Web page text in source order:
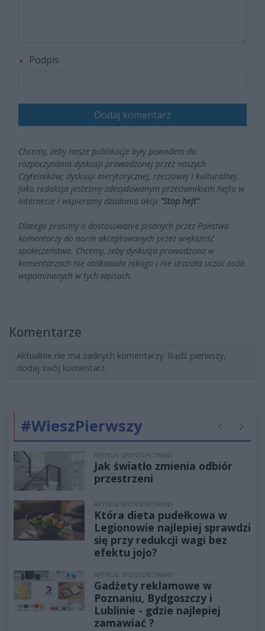
Podpis
Dodaj komentarz
Chcemy, żeby nasze publikacje były powodem do
rozpoczynania dyskusji prowadzonej przez naszych
Czytelników; dyskusji merytorycznej, rzeczowej i kulturalnej.
Jako redakcja jesteśmy zdecydowanym przeciwnikiem hejtu w
Internecie i wspieramy działania akcji "Stop hejt".
Dlatego prosimy o dostosowanie pisanych przez Państwa
komentarzy do norm akceptowanych przez większość
społeczeństwa. Chcemy, żeby dyskusja prowadzona w
komentarzach nie atakowała nikogo i nie urażała uczuć osób
wspominanych w tych wpisach.
Komentarze
Aktualnie nie ma żadnych komentarzy. Bądź pierwszy,
dodaj swój komentarz.
#WieszPierwszy Poprzednie
ARTYKUŁ SPONSOROWANY
Jak światło zmienia odbiór
przestrzeni
ARTYKUŁ SPONSOROWANY
Która dieta pudełkowa w
Legionowie najlepiej sprawdzi
się przy redukcji wagi bez
efektu jojo?
ARTYKUŁ SPONSOROWANY
Gadżety reklamowe w
Poznaniu, Bydgoszczy i
Lublinie - gdzie najlepiej
zamawiać ?